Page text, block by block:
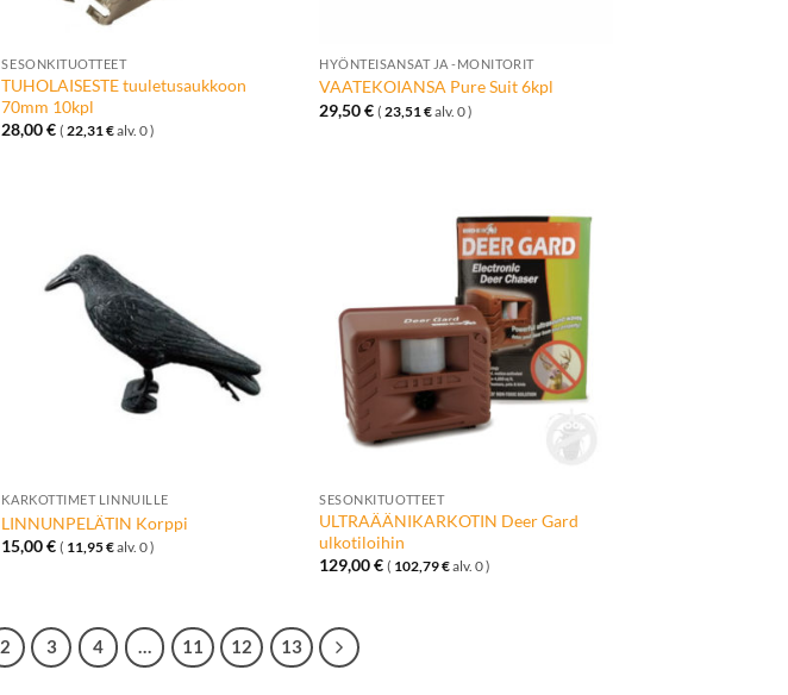
SESONKITUOTTEET
TUHOLAISESTE tuuletusaukkoon
70mm 10kpl
28,00€ ( 22,31€alv. 0 )
HYÖNTEISANSAT JA -MONITORIT
VAATEKOIANSA Pure Suit 6kpl
29,50€ ( 23,51€alv. 0 )
KARKOTTIMET LINNUILLE
LINNUNPELÄTIN Korppi
15,00€ ( 11,95€alv. 0 )
Lisää
toivelistalle
SESONKITUOTTEET
ULTRAÄÄNIKARKOTIN Deer Gard
ulkotiloihin
129,00€ ( 102,79€alv. 0 )
2 3 4 … 11 12 13